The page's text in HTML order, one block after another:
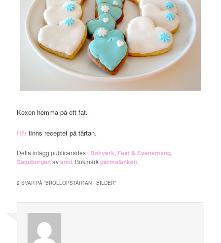
Kexen hemma på ett fat.
Här finns receptet på tårtan.
Detta inlägg publicerades i Bakverk, Fest & Evenemang,
Sagoborgenavanni. Bokmärkpermalänken.
2 SVAR PÅ ”BRÖLLOPSTÅRTAN I BILDER”